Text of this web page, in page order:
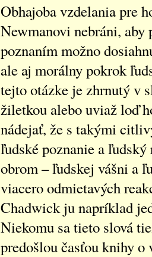
Obhajoba vzdelania pre
Newmanovi nebráni, aby
poznaním možno
ale aj morálny pokrok
tejto otázke je zhrnutý v
žiletkou alebo uviaž loď
nádejať, že s takými
ľudské poznanie a
obrom – ľudskej vášni a
viacero odmietavých
Chadwick ju napríklad
Niekomu sa tieto slová
predošlou časťou knihy o